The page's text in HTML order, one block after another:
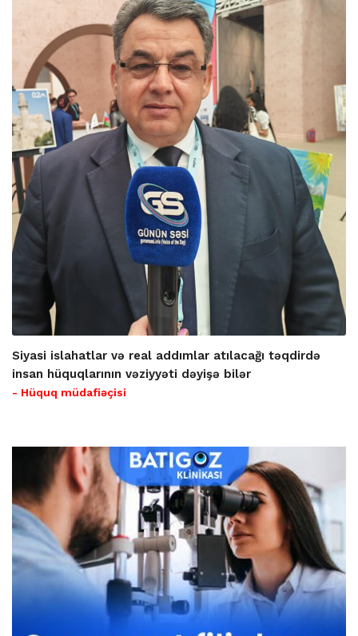
Siyasi islahatlar və real addımlar atılacağı təqdirdə
insan hüquqlarının vəziyyəti dəyişə bilər
- Hüquq müdafiəçisi